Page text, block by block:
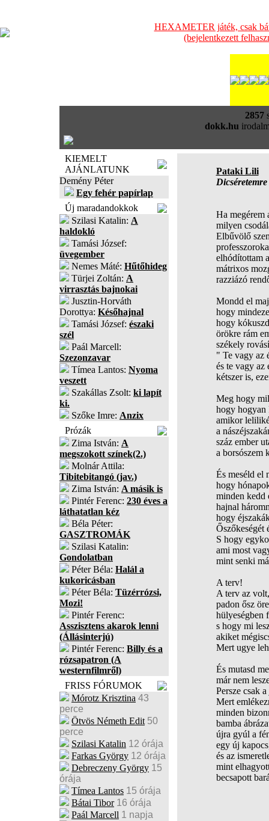
HEXAMETER játék, csak
(bejelentkezett
2857
dokk.hu
KIEMELT
AJÁNLATUNK
Demény Péter
Egy fehér papírlap
Új maradandokkok
Szilasi Katalin: A
haldokló
Tamási József:
üvegember
Nemes Máté: Hűtőhideg
Türjei Zoltán: A
virrasztás bajnokai
Jusztin-Horváth
Dorottya: Későhajnal
Tamási József: északi
szél
Paál Marcell:
Szezonzavar
Tímea Lantos: Nyoma
veszett
Szakállas Zsolt: ki lapít
ki.
Szőke Imre: Anzix
Prózák
Zima István: A
megszokott színek(2.)
Molnár Attila:
Tibitebitangó (jav.)
Zima István: A másik is
Pintér Ferenc: 230 éves a
láthatatlan kéz
Béla Péter:
GASZTROMÁK
Szilasi Katalin:
Gondolatban
Péter Béla: Halál a
kukoricásban
Péter Béla: Tüzérrózsi,
Mozi!
Pintér Ferenc:
Asszisztens akarok lenni
(Állásinterjú)
Pintér Ferenc: Billy és a
rózsapatron (A
westernfilmről)
FRISS FÓRUMOK
Mórotz Krisztina 43
perce
Ötvös Németh Edit 50
perce
Szilasi Katalin 12 órája
Farkas György 12 órája
Debreczeny György 15
órája
Tímea Lantos 15 órája
Bátai Tibor 16 órája
Paál Marcell 1 napja
Pataki Lili
Ha megérem
milyen
Elbűvölő
elhódítottam
mátrixos
razziázó
Mondd el
hogy
hogy
örökre rám
székely
" Te vagy az
és te vagy az
kétszer is,
Meg hogy
hogy hogyan
amikor
a
száz ember
a borsószem
És meséld el
hogy
minden kedd
hajnal
hogy
Őszőkeségét
S hogy
ami most
mint senki
A terv!
A terv az
padon ősz
hülyeségben
s hogy mi
akiket
Mert ugye
És mutasd
már nem
Persze csak
Mert
minden
bamba
újra gyúl a
egy új
és az
mint
becsapott